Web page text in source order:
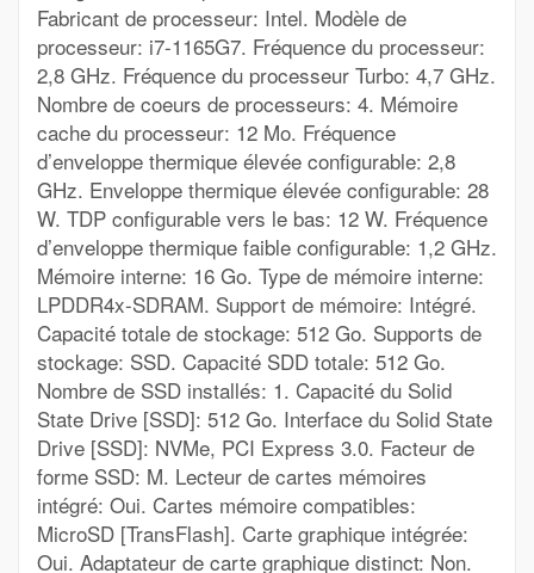
Fabricant de processeur: Intel. Modèle de
processeur: i7-1165G7. Fréquence du processeur:
2,8 GHz. Fréquence du processeur Turbo: 4,7 GHz.
Nombre de coeurs de processeurs: 4. Mémoire
cache du processeur: 12 Mo. Fréquence
d’enveloppe thermique élevée configurable: 2,8
GHz. Enveloppe thermique élevée configurable: 28
W. TDP configurable vers le bas: 12 W. Fréquence
d’enveloppe thermique faible configurable: 1,2 GHz.
Mémoire interne: 16 Go. Type de mémoire interne:
LPDDR4x-SDRAM. Support de mémoire: Intégré.
Capacité totale de stockage: 512 Go. Supports de
stockage: SSD. Capacité SDD totale: 512 Go.
Nombre de SSD installés: 1. Capacité du Solid
State Drive [SSD]: 512 Go. Interface du Solid State
Drive [SSD]: NVMe, PCI Express 3.0. Facteur de
forme SSD: M. Lecteur de cartes mémoires
intégré: Oui. Cartes mémoire compatibles:
MicroSD [TransFlash]. Carte graphique intégrée:
Oui. Adaptateur de carte graphique distinct: Non.